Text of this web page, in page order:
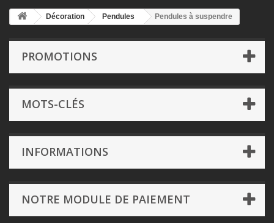
Décoration Pendules Pendules à suspendre
PROMOTIONS
MOTS-CLÉS
INFORMATIONS
NOTRE MODULE DE PAIEMENT